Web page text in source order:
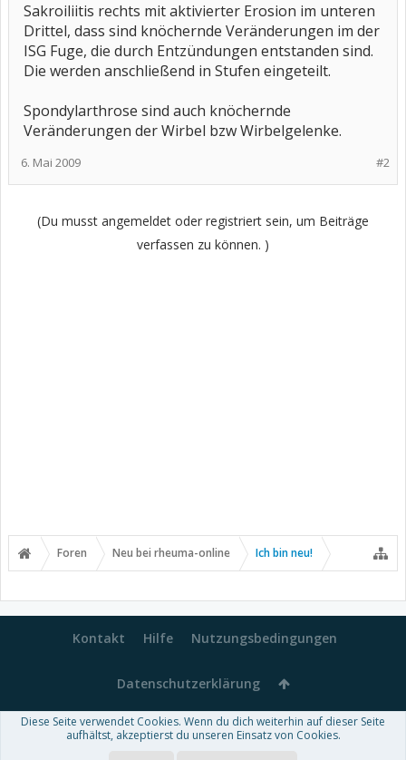
Sakroiliitis rechts mit aktivierter Erosion im unteren
Drittel, dass sind knöchernde Veränderungen im der
ISG Fuge, die durch Entzündungen entstanden sind.
Die werden anschließend in Stufen eingeteilt.
Spondylarthrose sind auch knöchernde
Veränderungen der Wirbel bzw Wirbelgelenke.
#2
6. Mai 2009
(Du musst angemeldet oder registriert sein, um Beiträge
verfassen zu können. )
Foren Neu bei rheuma-online Ich bin neu!
Kontakt Hilfe Nutzungsbedingungen
Datenschutzerklärung
Forum software by XenForo™-Deutsch von xenDach
Diese Seite verwendet Cookies. Wenn du dich weiterhin auf dieser Seite
aufhältst, akzeptierst du unseren Einsatz von Cookies.